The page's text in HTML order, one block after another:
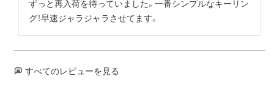
ずっと再入荷を待っていました。一番シンプルなキーリン
グ！早速ジャラジャラさせてます。
すべてのレビューを見る